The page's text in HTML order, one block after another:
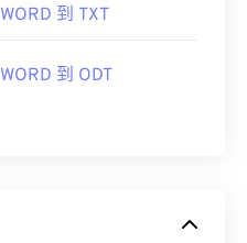
WORD 到 TXT
WORD 到 ODT